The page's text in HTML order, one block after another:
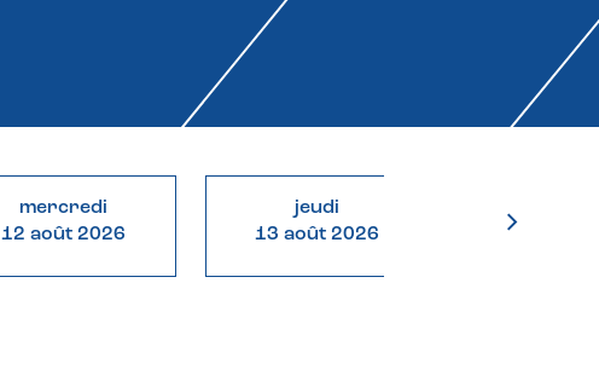
mercredi
12 août 2026
jeudi
13 août 2026
14 août